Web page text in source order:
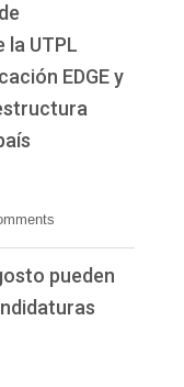
la UTPL
EDGE y
pueden